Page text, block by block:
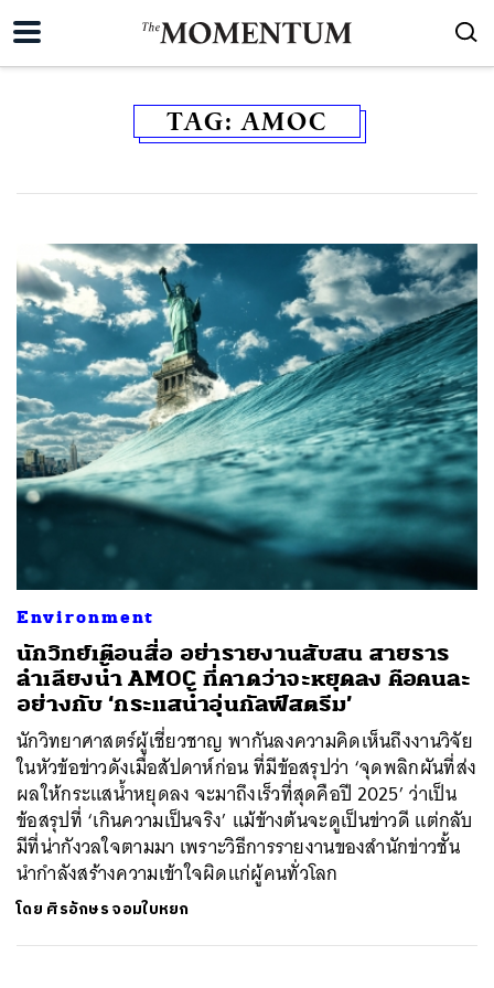
TAG:AMOC
Environment
นักวิทย์เตือนสื่อ อย่ารายงานสับสน สายธาร
ลำเลียงน้ำ AMOC ที่คาดว่าจะหยุดลง คือคนละ
อย่างกับ ‘กระแสน้ำอุ่นกัลฟ์สตรีม’
นักวิทยาศาสตร์ผู้เชี่ยวชาญ พากันลงความคิดเห็นถึงงานวิจัย
ในหัวข้อข่าวดังเมื่อสัปดาห์ก่อน ที่มีข้อสรุปว่า ‘จุดพลิกผันที่ส่ง
ผลให้กระแสน้ำหยุดลง จะมาถึงเร็วที่สุดคือปี 2025’ ว่าเป็น
ข้อสรุปที่ ‘เกินความเป็นจริง’ แม้ข้างต้นจะดูเป็นข่าวดี แต่กลับ
มีที่น่ากังวลใจตามมา เพราะวิธีการรายงานของสำนักข่าวชั้น
นำกำลังสร้างความเข้าใจผิดแก่ผู้คนทั่วโลก
โดย ศิรอักษร จอมใบหยก
SHARE